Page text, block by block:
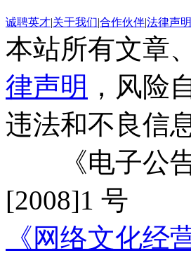
诚聘英才|关于我们|合作伙伴|法律声明
本站所有文章
律声明 ，风险
违法和不良信
《电子公告
[2008]1 号
《网络文化经